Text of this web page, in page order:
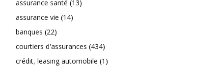
assurance santé (13)
assurance vie (14)
banques (22)
courtiers d'assurances (434)
crédit, leasing automobile (1)